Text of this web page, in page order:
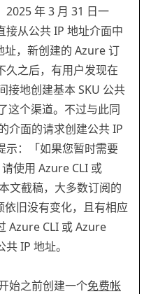
2025 年 3 月 31 日一
从公共 IP 地址介面中
址，新创建的 Azure 订
久之后，有用户发现在
接地创建基本 SKU 公共
这个渠道。不过与此同
介面的请求创建公共 IP
示：「如果您暂时需要
使用 Azure CLI 或
文截稿，大多数订阅的
依旧没有变化，且有相应
Azure CLI 或 Azure
IP 地址。
始之前创建一个免费帐